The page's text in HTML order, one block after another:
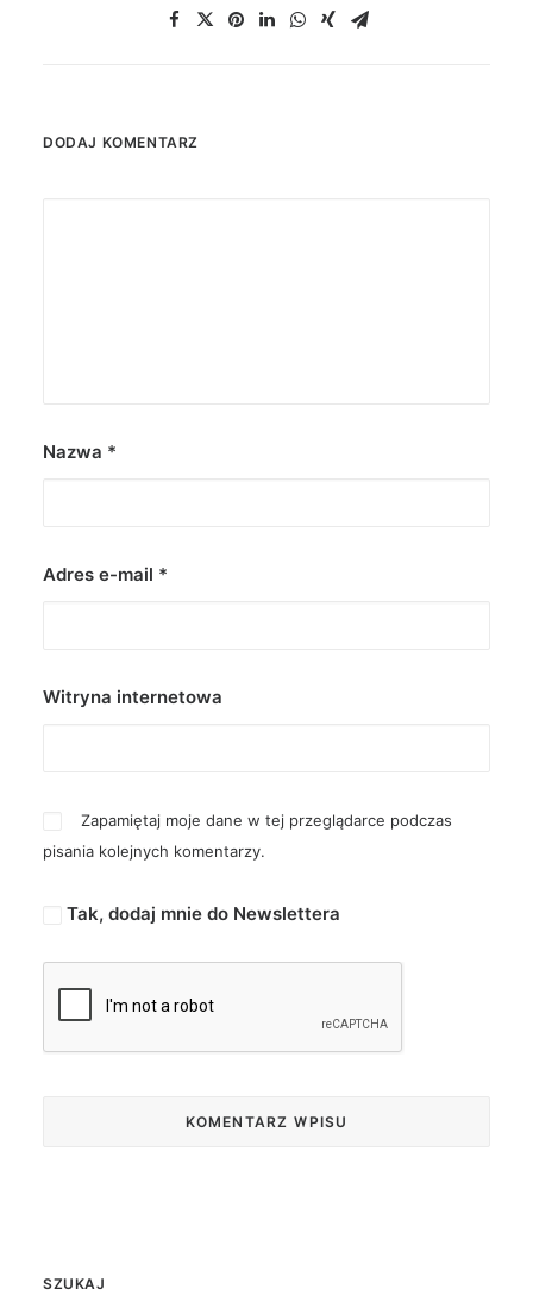
DODAJ KOMENTARZ
Nazwa *
Adres e-mail *
Witryna internetowa
Zapamiętaj moje dane w tej przeglądarce podczas
pisania kolejnych komentarzy.
Tak, dodaj mnie do Newslettera
SZUKAJ